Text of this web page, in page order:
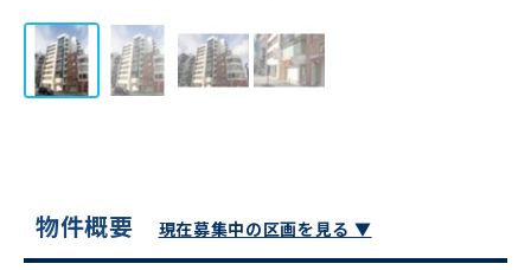
物件概要 現在募集中の区画を見る ▼